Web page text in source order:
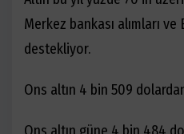
Merkez bankası alımları
destekliyor.
Ons altın 4 bin 509